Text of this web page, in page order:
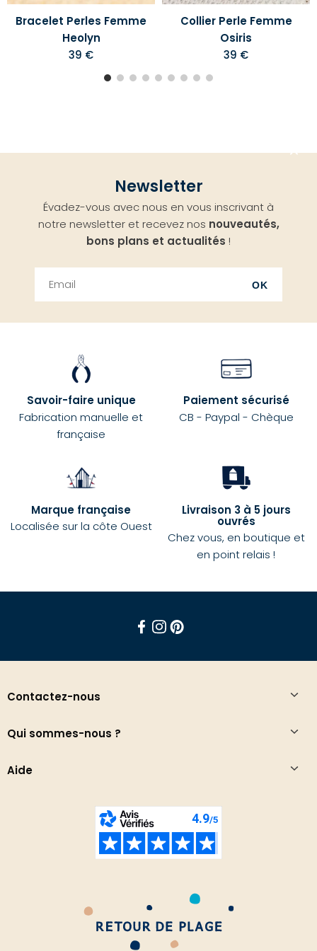
Bracelet Perles Femme
Heolyn
39 €
Collier Perle Femme
Osiris
39 €
Newsletter
Évadez-vous avec nous en vous inscrivant à
notre newsletter et recevez nos nouveautés,
bons plans et actualités !
OK
Savoir-faire unique
Fabrication manuelle et
française
Paiement sécurisé
CB - Paypal - Chèque
Marque française
Localisée sur la côte Ouest
Livraison 3 à 5 jours
ouvrés
Chez vous, en boutique et
en point relais !
Contactez-nous
Qui sommes-nous ?
Aide